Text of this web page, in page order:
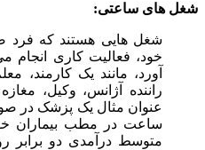
شغل های ساعتی:
شغل هایی هستند که فرد
خود، فعالیت کاری
آورد، مانند یک کارمند،
راننده آژانس، وکیل،
ساعت در مطب بیماران